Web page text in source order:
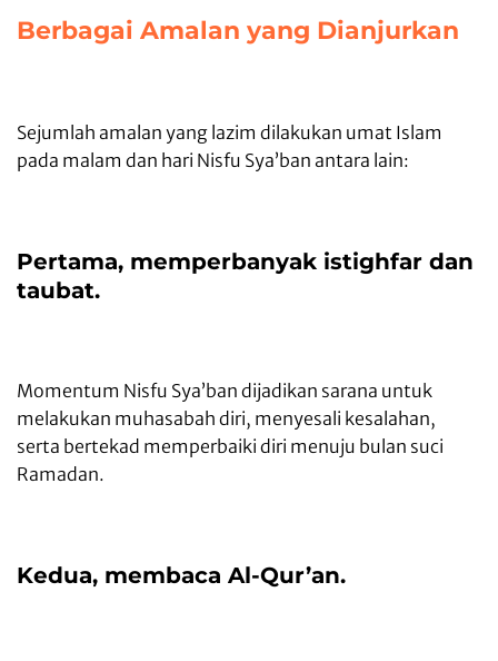
Berbagai Amalan yang Dianjurkan
Sejumlah amalan yang lazim dilakukan umat Islam
pada malam dan hari Nisfu Sya’ban antara lain:
Pertama, memperbanyak istighfar dan
taubat.
Momentum Nisfu Sya’ban dijadikan sarana untuk
melakukan muhasabah diri, menyesali kesalahan,
serta bertekad memperbaiki diri menuju bulan suci
Ramadan.
Kedua, membaca Al-Qur’an.